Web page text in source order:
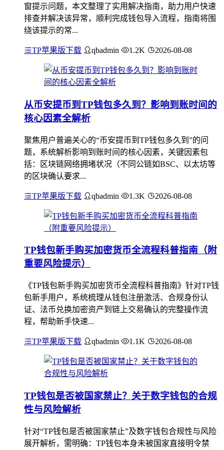
窗提示问题，本文整理了实用解决指南，助力用户快速
排查并解决该异常，顺利完成钱包导入流程，指南将围
绕该提示的常...
TP苹果版下载 qbadmin 1.2K 2026-08-08
从币安提币到TP钱包多久到？影响到账时间的
核心因素全解析
聚焦用户普遍关心的“币安提币到TP钱包多久到”的问
题，系统解析影响到账时间的核心因素，关键因素包
括：区块链网络拥堵状况（不同公链如BSC、以太坊等
的区块确认要求...
TP苹果版下载 qbadmin 1.3K 2026-08-08
TP钱包新手购买加密货币全流程科普指南（附
重要风险提示）
《TP钱包新手购买加密货币全流程科普指南》针对TP钱
包新手用户，系统梳理从钱包注册激活、合规身份认
证、法币兑换加密资产到链上交易确认的完整操作流
程，帮助新手快速...
TP苹果版下载 qbadmin 1.1K 2026-08-08
TP钱包是否被国家禁止？关于数字钱包的合规
性与风险解析
针对“TP钱包是否被国家禁止”及数字钱包合规性与风险
展开解析，需明确：TP钱包本身未被国家直接明令禁